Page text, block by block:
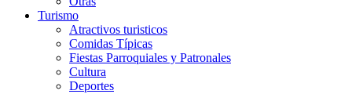
Turismo
Atractivos turisticos
Comidas Típicas
Fiestas Parroquiales y Patronales
Cultura
Deportes